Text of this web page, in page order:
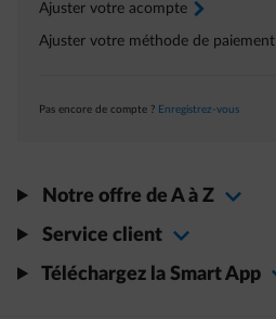
Ajuster votre acompte arrow-right
Ajuster votre méthode de paiement
Pas encore de compte ? Enregistrez-vous
Notre offre de A à Z
Service client
Téléchargez la Smart App